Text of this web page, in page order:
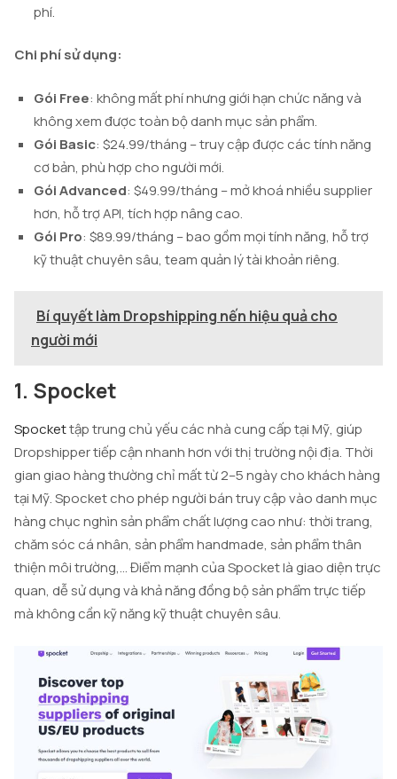
phí.
Chi phí sử dụng:
Gói Free: không mất phí nhưng giới hạn chức năng và
không xem được toàn bộ danh mục sản phẩm.
Gói Basic: $24.99/tháng – truy cập được các tính năng
cơ bản, phù hợp cho người mới.
Gói Advanced: $49.99/tháng – mở khoá nhiều supplier
hơn, hỗ trợ API, tích hợp nâng cao.
Gói Pro: $89.99/tháng – bao gồm mọi tính năng, hỗ trợ
kỹ thuật chuyên sâu, team quản lý tài khoản riêng.
Bí quyết làm Dropshipping nến hiệu quả cho
người mới
1. Spocket
Spockettập trung chủ yếu các nhà cung cấp tại Mỹ, giúp
Dropshipper tiếp cận nhanh hơn với thị trường nội địa. Thời
gian giao hàng thường chỉ mất từ 2–5 ngày cho khách hàng
tại Mỹ. Spocket cho phép người bán truy cập vào danh mục
hàng chục nghìn sản phẩm chất lượng cao như: thời trang,
chăm sóc cá nhân, sản phẩm handmade, sản phẩm thân
thiện môi trường,… Điểm mạnh của Spocket là giao diện trực
quan, dễ sử dụng và khả năng đồng bộ sản phẩm trực tiếp
mà không cần kỹ năng kỹ thuật chuyên sâu.